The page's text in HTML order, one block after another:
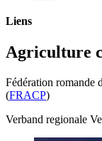
Liens
Agriculture
Fédération romande
(FRACP)
Verband regionale